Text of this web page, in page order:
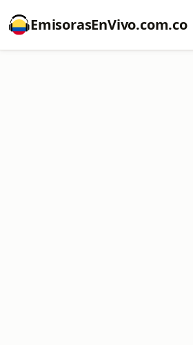
EmisorasEnVivo.com.co